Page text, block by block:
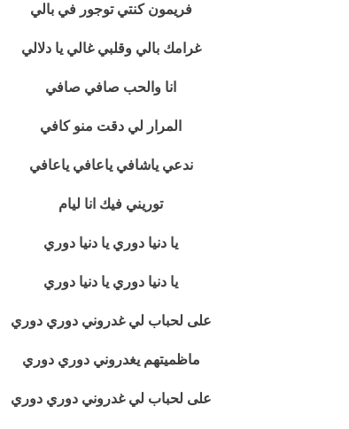
فريمون كنتي توجور في بالي
غرامك بالي وقلبي غالي يا دلالي
انا والحب صافي صافي
المرار لي دقت منو كافي
ندعي ياشافي ياعافي ياعافي
توريني فيك انا ليام
يا دنيا دوري يا دنيا دوري
يا دنيا دوري يا دنيا دوري
على لحباب لي غدروني دوري دوري
ماظميتهم يغدروني دوري دوري
على لحباب لي غدروني دوري دوري